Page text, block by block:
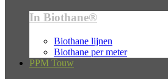
In Biothane®
Biothane lijnen
Biothane per meter
PPM Touw